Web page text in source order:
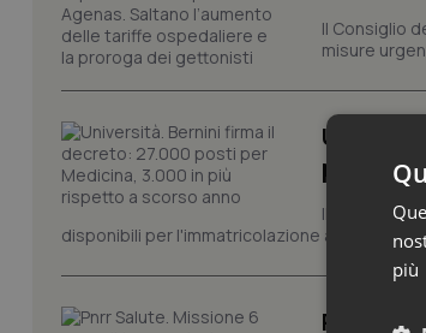
Il Consiglio
misure
più
Il Ministro
disponibili per l'immatricolazione ai corsi di
Pnrr
più